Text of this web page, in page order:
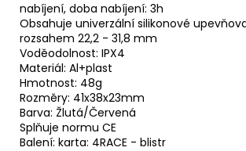
nabíjení, doba nabíjení: 3h
Obsahuje univerzální silikonové
rozsahem 22,2 - 31,8 mm
Voděodolnost: IPX4
Materiál: Al+plast
Hmotnost: 48g
Rozměry: 41x38x23mm
Barva: Žlutá/Červená
Splňuje normu CE
Balení: karta: 4RACE - blistr